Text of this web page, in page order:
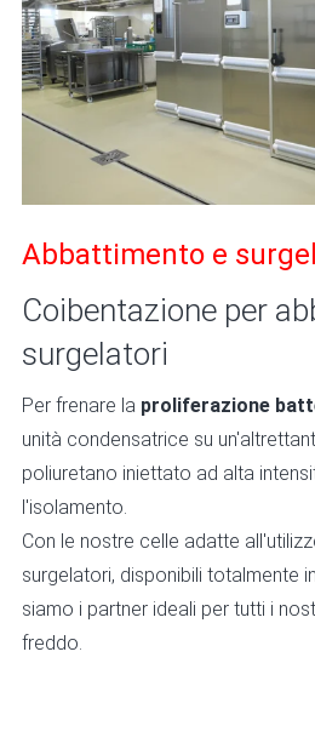
Abbattimento e
Coibentazione per
surgelatori
Per frenare la proliferazione
unità condensatrice su
poliuretano iniettato ad alta
l'isolamento.
Con le nostre celle adatte
surgelatori, disponibili totalmente
siamo i partner ideali per tutti i
freddo.